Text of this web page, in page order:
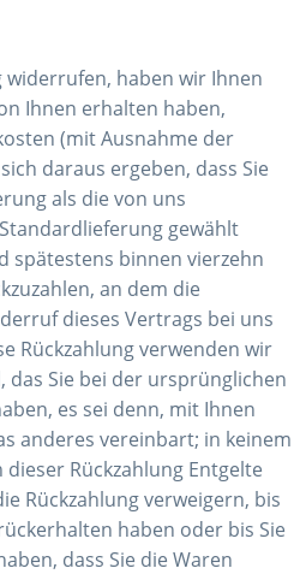
widerrufen, haben wir Ihnen
Ihnen erhalten haben,
(mit Ausnahme der
daraus ergeben, dass Sie
als die von uns
gewählt
spätestens binnen vierzehn
an dem die
dieses Vertrags bei uns
Rückzahlung verwenden wir
das Sie bei der ursprünglichen
es sei denn, mit Ihnen
anderes vereinbart; in keinem
Rückzahlung Entgelte
Rückzahlung verweigern, bis
haben oder bis Sie
dass Sie die Waren